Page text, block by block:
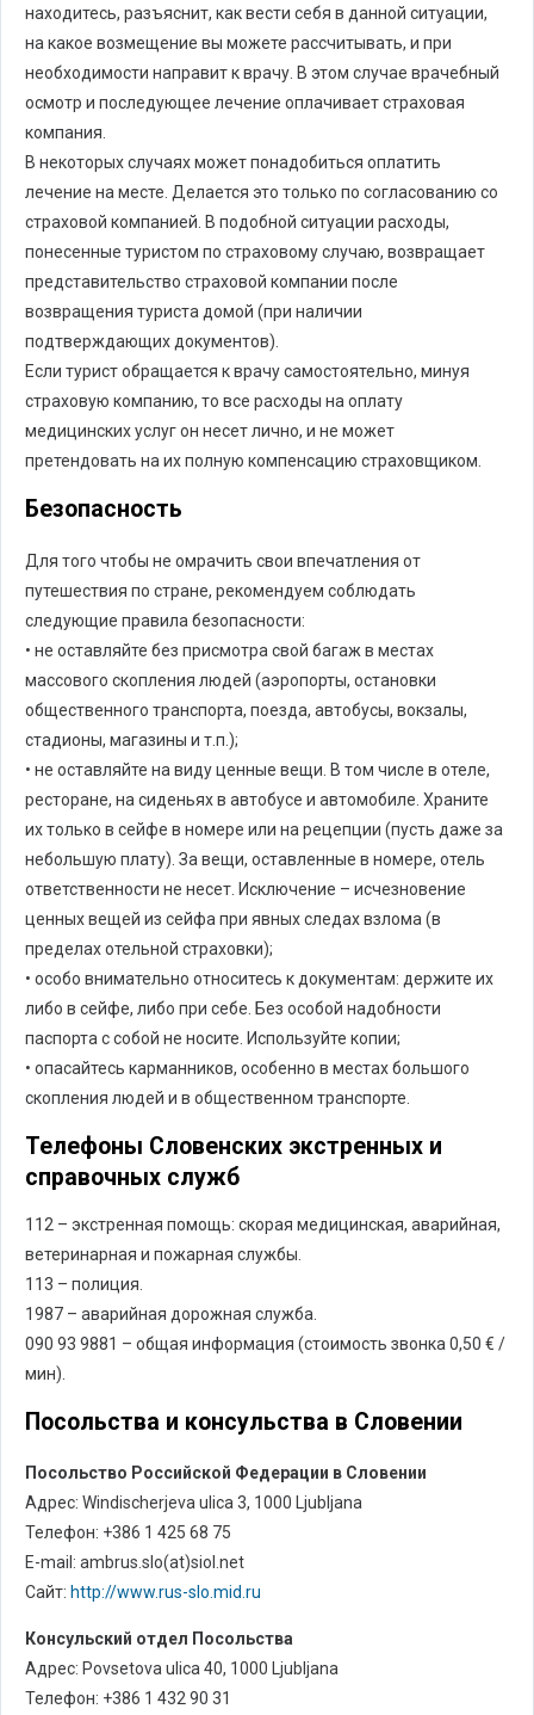
находитесь, разъяснит, как вести себя в данной ситуации,
на какое возмещение вы можете рассчитывать, и при
необходимости направит к врачу. В этом случае врачебный
осмотр и последующее лечение оплачивает страховая
компания.
В некоторых случаях может понадобиться оплатить
лечение на месте. Делается это только по согласованию со
страховой компанией. В подобной ситуации расходы,
понесенные туристом по страховому случаю, возвращает
представительство страховой компании после
возвращения туриста домой (при наличии
подтверждающих документов).
Если турист обращается к врачу самостоятельно, минуя
страховую компанию, то все расходы на оплату
медицинских услуг он несет лично, и не может
претендовать на их полную компенсацию страховщиком.
Безопасность
Для того чтобы не омрачить свои впечатления от
путешествия по стране, рекомендуем соблюдать
следующие правила безопасности:
• не оставляйте без присмотра свой багаж в местах
массового скопления людей (аэропорты, остановки
общественного транспорта, поезда, автобусы, вокзалы,
стадионы, магазины и т.п.);
• не оставляйте на виду ценные вещи. В том числе в отеле,
ресторане, на сиденьях в автобусе и автомобиле. Храните
их только в сейфе в номере или на рецепции (пусть даже за
небольшую плату). За вещи, оставленные в номере, отель
ответственности не несет. Исключение – исчезновение
ценных вещей из сейфа при явных следах взлома (в
пределах отельной страховки);
• особо внимательно относитесь к документам: держите их
либо в сейфе, либо при себе. Без особой надобности
паспорта с собой не носите. Используйте копии;
• опасайтесь карманников, особенно в местах большого
скопления людей и в общественном транспорте.
Телефоны Словенских экстренных и
справочных служб
112 – экстренная помощь: скорая медицинская, аварийная,
ветеринарная и пожарная службы.
113 – полиция.
1987 – аварийная дорожная служба.
090 93 9881 – общая информация (стоимость звонка 0,50 € /
мин).
Посольства и консульства в Словении
Посольство Российской Федерации в Словении
Адрес: Windischerjeva ulica 3, 1000 Ljubljana
Телефон: +386 1 425 68 75
E-mail: ambrus.slo(at)siol.net
Сайт: http://www.rus-slo.mid.ru
Консульский отдел Посольства
Адрес: Povsetova ulica 40, 1000 Ljubljana
Телефон: +386 1 432 90 31